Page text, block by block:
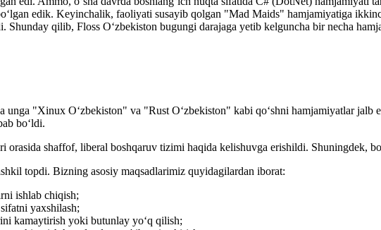
edik. Keyinchalik, faoliyati susayib qolgan "Mad Maids" hamjamiyatiga
qilib, Floss O‘zbekiston bugungi darajaga yetib kelguncha bir necha
"Xinux O‘zbekiston" va "Rust O‘zbekiston" kabi qo‘shni hamjamiyatlar
bo‘ldi.
orasida shaffof, liberal boshqaruv tizimi haqida kelishuvga erishildi. Shuningdek,
topdi. Bizning asosiy maqsadlarimiz quyidagilardan iborat:
ishlab chiqish;
yaxshilash;
kamaytirish yoki butunlay yo‘q qilish;